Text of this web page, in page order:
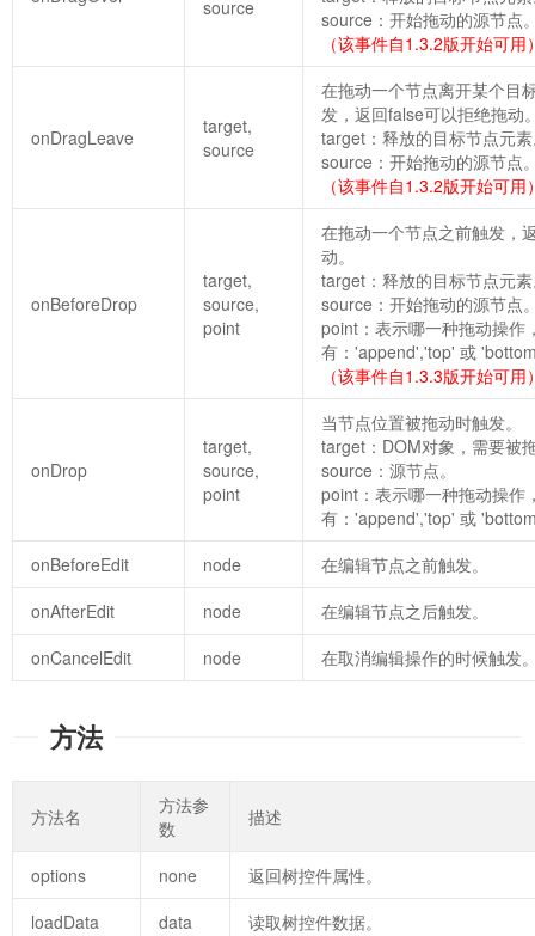
source
source：开始拖动的源节点
（该事件自1.3.2版开始可用
onDragLeave
target,
source
在拖动一个节点离开某个目
发，返回false可以拒绝拖动
target：释放的目标节点元
source：开始拖动的源节点
（该事件自1.3.2版开始可用
onBeforeDrop
target,
source,
point
在拖动一个节点之前触发，
动。
target：释放的目标节点元
source：开始拖动的源节点
point：表示哪一种拖动操作
有：'append','top' 或
（该事件自1.3.3版开始可用
onDrop
target,
source,
point
当节点位置被拖动时触发。
target：DOM对象，需要被
source：源节点。
point：表示哪一种拖动操作
有：'append','top' 或
onBeforeEdit
node
在编辑节点之前触发。
onAfterEdit
node
在编辑节点之后触发。
onCancelEdit
node 在取消编辑操作的时候触发
方法
方法名
方法参
数
描述
options none
返回树控件属性。
loadData
data 读取树控件数据。